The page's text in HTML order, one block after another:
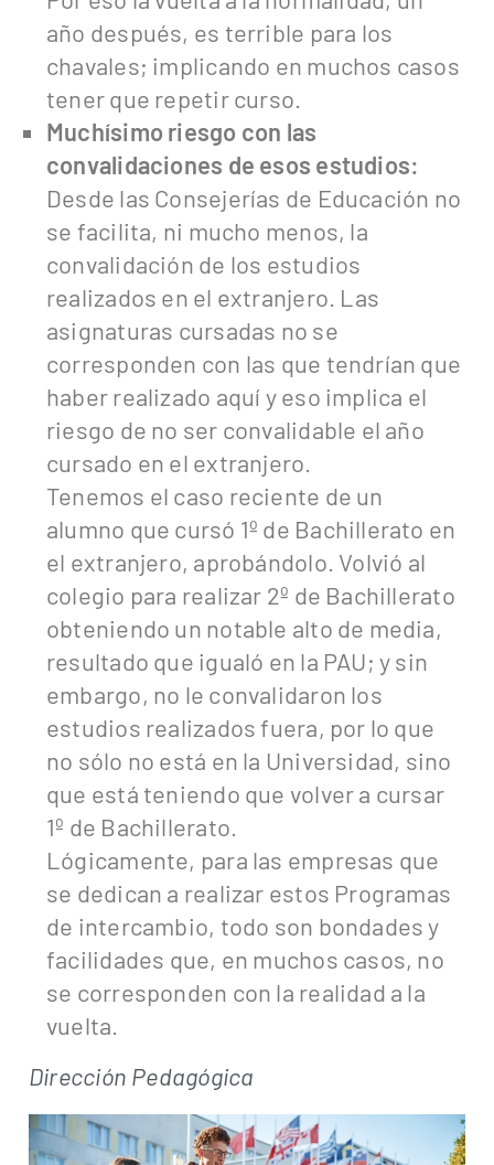
año después, es terrible para los
chavales; implicando en muchos casos
tener que repetir curso.
Muchísimo riesgo con las
convalidaciones de esos estudios:
Desde las Consejerías de Educación no
se facilita, ni mucho menos, la
convalidación de los estudios
realizados en el extranjero. Las
asignaturas cursadas no se
corresponden con las que tendrían que
haber realizado aquí y eso implica el
riesgo de no ser convalidable el año
cursado en el extranjero.
Tenemos el caso reciente de un
alumno que cursó 1º de Bachillerato en
el extranjero, aprobándolo. Volvió al
colegio para realizar 2º de Bachillerato
obteniendo un notable alto de media,
resultado que igualó en la PAU; y sin
embargo, no le convalidaron los
estudios realizados fuera, por lo que
no sólo no está en la Universidad, sino
que está teniendo que volver a cursar
1º de Bachillerato.
Lógicamente, para las empresas que
se dedican a realizar estos Programas
de intercambio, todo son bondades y
facilidades que, en muchos casos, no
se corresponden con la realidad a la
vuelta.
Dirección Pedagógica